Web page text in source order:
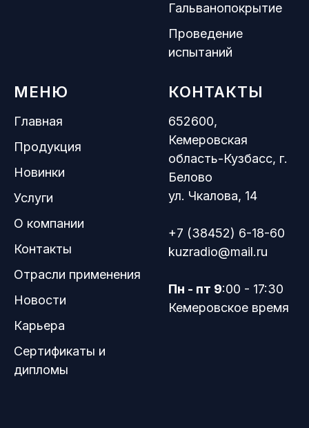
Гальванопокрытие
Проведение
испытаний
МЕНЮ
Главная
Продукция
Новинки
Услуги
О компании
Контакты
Отрасли применения
Новости
Карьера
Сертификаты и
дипломы
КОНТАКТЫ
652600,
Кемеровская
область-Кузбасс, г.
Белово
ул. Чкалова, 14
+7 (38452) 6-18-60
kuzradio@mail.ru
Пн - пт 9:00 - 17:30
Кемеровское время